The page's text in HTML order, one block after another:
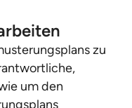
zu
um den